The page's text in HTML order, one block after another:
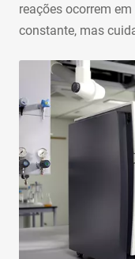
reações ocorrem
constante, mas